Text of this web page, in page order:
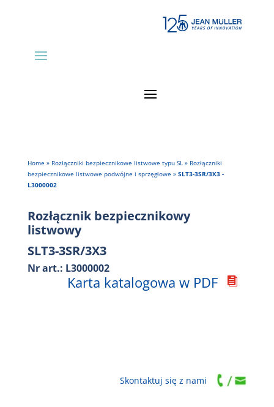
Home » Rozłączniki bezpiecznikowe listwowe typu SL» Rozłączniki
bezpiecznikowe listwowe podwójne i sprzęgłowe » SLT3-3SR/3X3 -
L3000002
Rozłącznik bezpiecznikowy
listwowy
SLT3-3SR/3X3
Nr art.: L3000002

Karta katalogowa w PDF
Skontaktuj się z nami